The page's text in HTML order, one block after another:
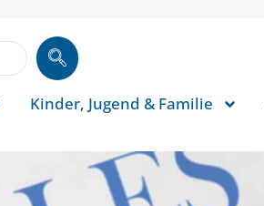
Kinder, Jugend & Familie